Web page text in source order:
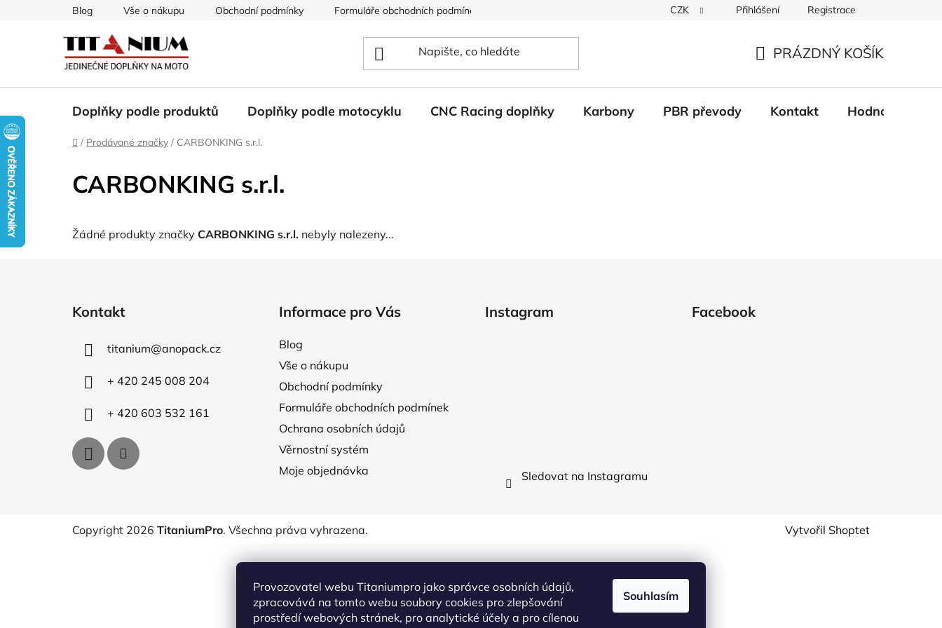
Provozovatel webu Titaniumpro jako správce osobních údajů,
zpracovává na tomto webu soubory cookies pro zlepšování
prostředí webových stránek, pro analytické účely a pro cílenou
Souhlasím
Blog Vše o nákupu Obchodní podmínky Formuláře obchodních podmínek Věrnostní systém Moje objednávka
CZK Přihlášení Registrace
KOŠÍK
PRÁZDNÝ KOŠÍK
Doplňky podle produktů Doplňky podle motocyklu CNC Racing doplňky Karbony PBR převody Kontakt Hodnocení
Domů
/ Prodávané značky / CARBONKING s.r.l.
CARBONKING s.r.l.
Žádné produkty značky CARBONKING s.r.l. nebyly nalezeny...
Kontakt
titanium@anopack.cz
+ 420 245 008 204
+ 420 603 532 161
Informace pro Vás
Blog
Vše o nákupu
Obchodní podmínky
Formuláře obchodních podmínek
Ochrana osobních údajů
Věrnostní systém
Moje objednávka
Instagram
Sledovat na Instagramu
Facebook
Vytvořil Shoptet
Copyright 2026 TitaniumPro. Všechna práva vyhrazena.